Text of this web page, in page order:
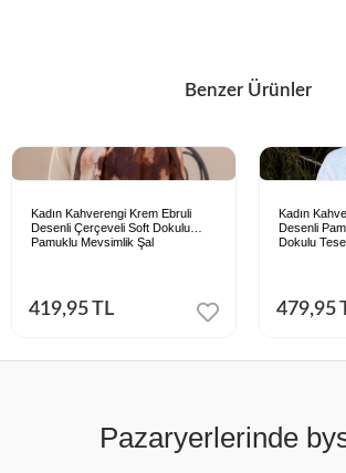
Benzer Ürünler
Kadın Kahverengi Krem Ebruli
Desenli Çerçeveli Soft Dokulu
Pamuklu Mevsimlik Şal
419,95 TL
Kadın
Desenli
Dokulu
479,95